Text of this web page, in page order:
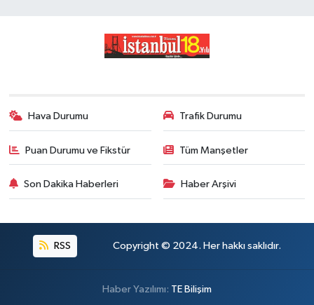
Hava Durumu Trafik Durumu
Puan Durumu ve Fikstür Tüm Manşetler
Son Dakika Haberleri Haber Arşivi
RSS Copyright © 2024. Her hakkı saklıdır.
Haber Yazılımı: TE Bilişim